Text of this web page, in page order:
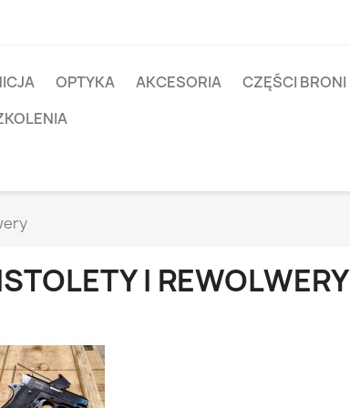
OPTYKA AKCESORIA CZĘŚCI BRONI
I REWOLWERY